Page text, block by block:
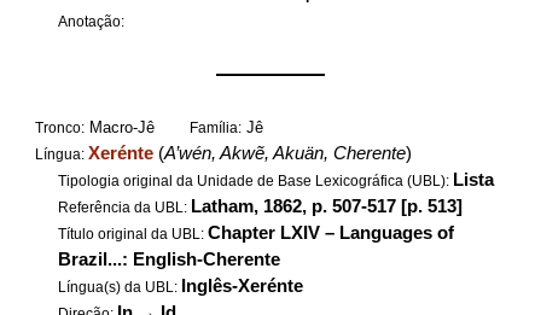
Anotação:
——————
Tronco: Macro-Jê Família: Jê
Língua:Xerénte (A’wén, Akwẽ, Akuän, Cherente)
Tipologia original da Unidade de Base Lexicográfica (UBL): Lista
Referência da UBL: Latham, 1862, p. 507-517 [p. 513]
Título original da UBL:Chapter LXIV – Languages of
Brazil...: English-Cherente
Língua(s) da UBL: Inglês-Xerénte